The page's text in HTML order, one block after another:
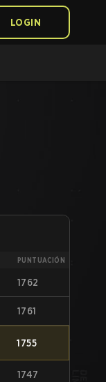
LOGIN
PUNTUACIÓN
1762
1761
1755
1747